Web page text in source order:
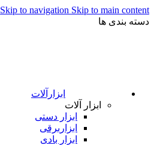
Skip to navigation Skip to main content
دسته بندی ها
ابزارآلات
ابزار آلات
ابزار دستی
ابزاربرقی
ابزار بادی